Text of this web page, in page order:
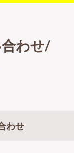
わせ/
わせ